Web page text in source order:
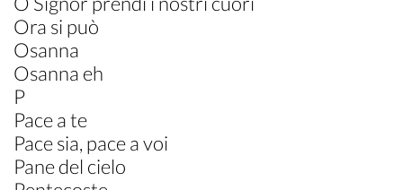
Ora si può
Osanna
Osanna eh
P
Pace a te
Pace sia, pace a voi
Pane del cielo